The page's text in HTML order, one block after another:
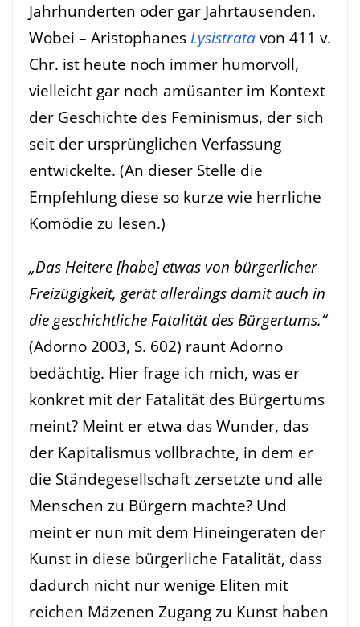
Jahrhunderten oder gar Jahrtausenden.
Wobei – Aristophanes Lysistrata von 411 v.
Chr. ist heute noch immer humorvoll,
vielleicht gar noch amüsanter im Kontext
der Geschichte des Feminismus, der sich
seit der ursprünglichen Verfassung
entwickelte. (An dieser Stelle die
Empfehlung diese so kurze wie herrliche
Komödie zu lesen.)
„Das Heitere [habe] etwas von bürgerlicher
Freizügigkeit, gerät allerdings damit auch in
die geschichtliche Fatalität des Bürgertums.“
(Adorno 2003, S. 602) raunt Adorno
bedächtig. Hier frage ich mich, was er
konkret mit der Fatalität des Bürgertums
meint? Meint er etwa das Wunder, das
der Kapitalismus vollbrachte, in dem er
die Ständegesellschaft zersetzte und alle
Menschen zu Bürgern machte? Und
meint er nun mit dem Hineingeraten der
Kunst in diese bürgerliche Fatalität, dass
dadurch nicht nur wenige Eliten mit
reichen Mäzenen Zugang zu Kunst haben